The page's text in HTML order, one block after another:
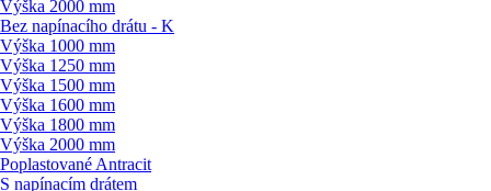
Výška 2000 mm
Bez napínacího drátu - K
Výška 1000 mm
Výška 1250 mm
Výška 1500 mm
Výška 1600 mm
Výška 1800 mm
Výška 2000 mm
Poplastované Antracit
S napínacím drátem